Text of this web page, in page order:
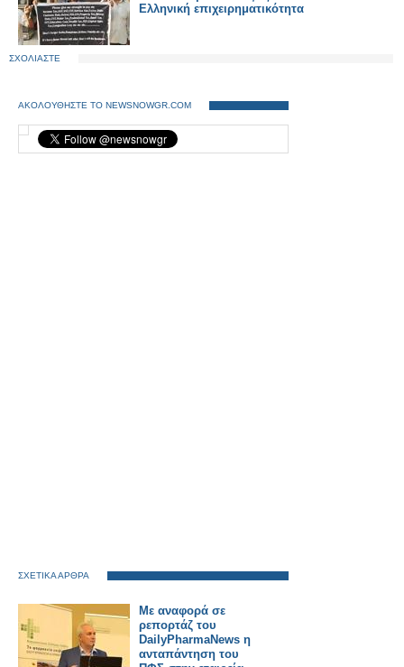
Ελληνική επιχειρηματικότητα
ΣΧΟΛΙΑΣΤΕ
ΑΚΟΛΟΥΘΗΣΤΕ ΤΟ NEWSNOWGR.COM
ΣΧΕΤΙΚΑ ΑΡΘΡΑ
Με αναφορά σε
ρεπορτάζ του
DailyPharmaNews η
ανταπάντηση του